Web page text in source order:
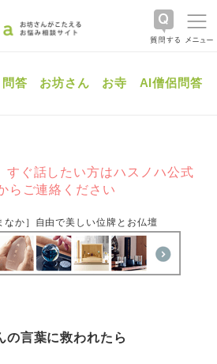
問答 お坊さん お寺 AI僧侶問答
すぐ話したい方はハスノハ公式
らご連絡ください
なか］自由で美しい位牌とお仏壇
の言葉に救われたら